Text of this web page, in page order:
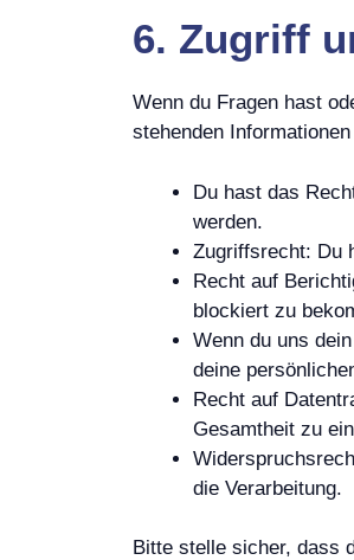
6. Zugriff
Wenn du Fragen hast
stehenden
Du hast das
werden.
Zugriffsrecht: Du
Recht auf
blockiert zu
Wenn du uns
deine
Recht auf
Gesamtheit zu
die Verarbeitung.
Bitte stelle sicher, dass